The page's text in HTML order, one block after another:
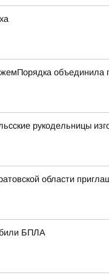
объединила
рукодельницы
области
БПЛА